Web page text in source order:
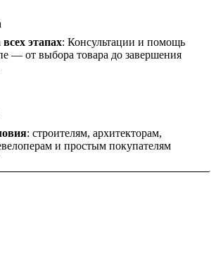
этапах: Консультации и помощь
— от выбора товара до завершения
: строителям, архитекторам,
и простым покупателям